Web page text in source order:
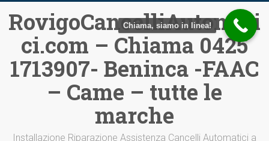
contenuto
RovigoCancelliAutomati
ci.com – Chiama 0425
1713907- Beninca -FAAC
– Came – tutte le
marche
Installazione Riparazione Assistenza Cancelli Automatici a
Chiama, siamo in linea!